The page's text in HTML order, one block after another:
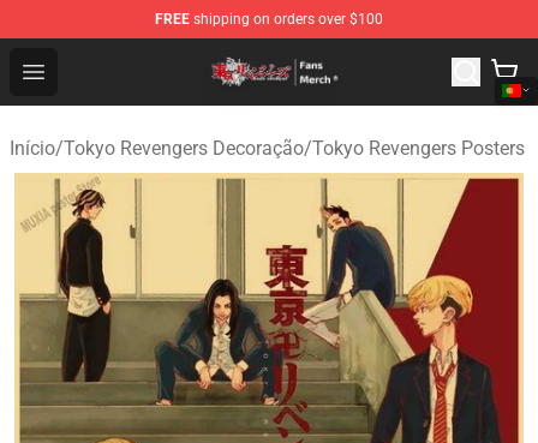
FREE shipping on orders over $100
Open menu
Tokyo Revengers Store - Official Tokyo Revengers
Início/Tokyo Revengers Decoração/Tokyo Revengers Posters